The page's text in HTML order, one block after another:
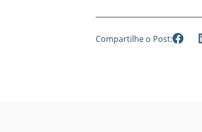
Compartilhe o Post: